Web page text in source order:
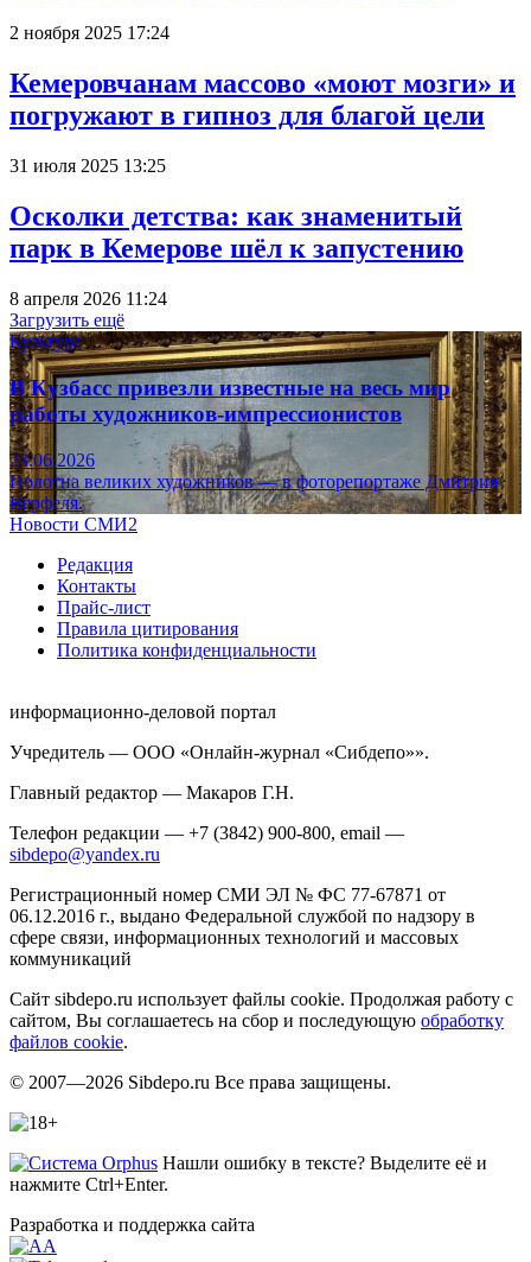
2 ноября 2025 17:24
Кемеровчанам массово «моют мозги» и
погружают в гипноз для благой цели
31 июля 2025 13:25
Осколки детства: как знаменитый
парк в Кемерове шёл к запустению
8 апреля 2026 11:24
Загрузить ещё
Культура
В Кузбасс привезли известные на весь мир
работы художников-импрессионистов
23.06.2026
Полотна великих художников — в фоторепортаже Дмитрия
Верфеля.
Новости СМИ2
Редакция
Контакты
Прайс-лист
Правила цитирования
Политика конфиденциальности
информационно-деловой портал
Учредитель — ООО «Онлайн-журнал «Сибдепо»».
Главный редактор — Макаров Г.Н.
Телефон редакции — +7 (3842) 900-800, email —
sibdepo@yandex.ru
Регистрационный номер СМИ ЭЛ № ФС 77-67871 от
06.12.2016 г., выдано Федеральной службой по надзору в
сфере связи, информационных технологий и массовых
коммуникаций
Сайт sibdepo.ru использует файлы cookie. Продолжая работу с
сайтом, Вы соглашаетесь на сбор и последующую обработку
файлов cookie.
© 2007—2026 Sibdepo.ru Все права защищены.
Нашли ошибку в тексте? Выделите её и
нажмите Ctrl+Enter.
Разработка и поддержка сайта